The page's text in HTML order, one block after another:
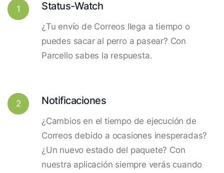
1 Status-Watch
¿Tu envío de Correos llega a tiempo o
puedes sacar al perro a pasear? Con
Parcello sabes la respuesta.
2 Notificaciones
¿Cambios en el tiempo de ejecución de
Correos debido a ocasiones inesperadas?
¿Un nuevo estado del paquete? Con
nuestra aplicación siempre verás cuando